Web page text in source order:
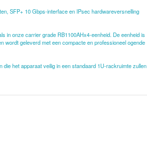
SFP+ 10 Gbps-interface en IPsec hardwareversnelling
in onze carrier grade RB1100AHx4-eenheid. De eenheid is
wordt geleverd met een compacte en professioneel ogende
het apparaat veilig in een standaard 1U-rackruimte zullen